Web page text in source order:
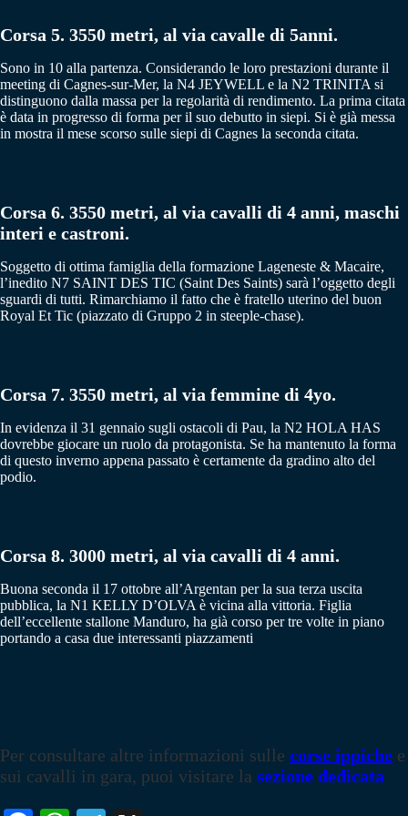
Corsa 5. 3550 metri, al via cavalle di 5anni.
Sono in 10 alla partenza. Considerando le loro prestazioni durante il
meeting di Cagnes-sur-Mer, la N4 JEYWELL e la N2 TRINITA si
distinguono dalla massa per la regolarità di rendimento. La prima citata
è data in progresso di forma per il suo debutto in siepi. Si è già messa
in mostra il mese scorso sulle siepi di Cagnes la seconda citata.
Corsa 6. 3550 metri, al via cavalli di 4 anni, maschi
interi e castroni.
Soggetto di ottima famiglia della formazione Lageneste & Macaire,
l’inedito N7 SAINT DES TIC (Saint Des Saints) sarà l’oggetto degli
sguardi di tutti. Rimarchiamo il fatto che è fratello uterino del buon
Royal Et Tic (piazzato di Gruppo 2 in steeple-chase).
Corsa 7. 3550 metri, al via femmine di 4yo.
In evidenza il 31 gennaio sugli ostacoli di Pau, la N2 HOLA HAS
dovrebbe giocare un ruolo da protagonista. Se ha mantenuto la forma
di questo inverno appena passato è certamente da gradino alto del
podio.
Corsa 8. 3000 metri, al via cavalli di 4 anni.
Buona seconda il 17 ottobre all’Argentan per la sua terza uscita
pubblica, la N1 KELLY D’OLVA è vicina alla vittoria. Figlia
dell’eccellente stallone Manduro, ha già corso per tre volte in piano
portando a casa due interessanti piazzamenti
Per consultare altre informazioni sulle corse ippiche e
sui cavalli in gara, puoi visitare la sezione dedicata